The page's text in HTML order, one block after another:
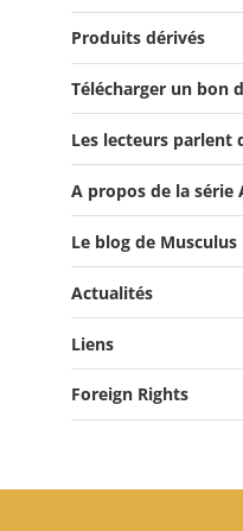
Produits dérivés
Télécharger un bon
Les lecteurs parlent
Les lecteurs en
Flipbook Exposé
A propos de la série
Le blog de Musculus
Actualités
Actualités
Salons du Livre
Club Alcibiade
Liens
Foreign Rights